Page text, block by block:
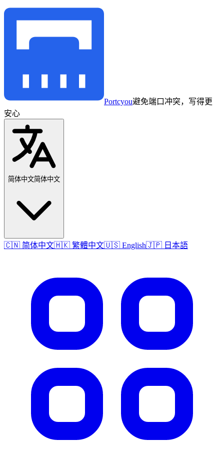
Portcyou避免端口冲突，写得更
安心
简体中文简体中文
🇨🇳 简体中文🇭🇰 繁體中文🇺🇸 English🇯🇵 日本語